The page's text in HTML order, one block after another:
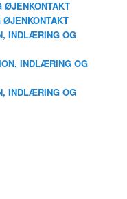
ØJENKONTAKT
INDLÆRING OG
INDLÆRING OG
INDLÆRING OG